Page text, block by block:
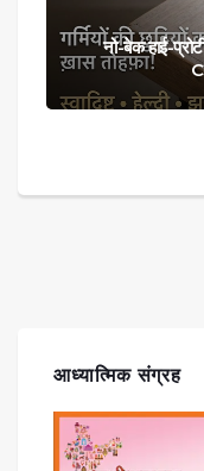
नो-बेक हाई-
आध्यात्मिक संग्रह